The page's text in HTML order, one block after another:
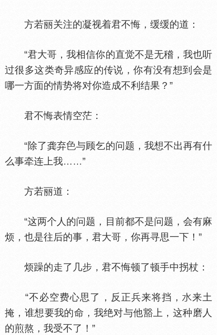
方若丽关注的凝视着君不悔，缓缓的道：
“君大哥，我相信你的直觉不是无稽，我也听
过很多这类奇异感应的传说，你有没有想到会是
哪一方面的情势将对你造成不利结果？”
君不悔表情空茫：
“除了龚弃
与顾乞的问题，我想不出再有什
么事牵连上我……”
方若丽道：
“这两个人的问题，目前都不是问题，会有麻
烦，也是往后的事，君大哥，你再寻思一下！”
烦躁的走了几步，君不悔顿了顿手中拐杖：
“不必空费心思了，反正兵来将挡，
来土
掩，谁想要我的命，我绝对与他豁上，这种磨人
的煎熬，我受不了！”